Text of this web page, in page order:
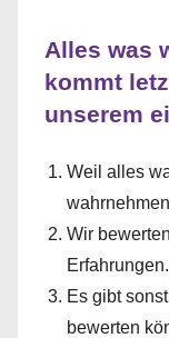
Alles was
kommt
unserem
Weil alles
Wir
Erfahrungen.
Es gibt
bewerten